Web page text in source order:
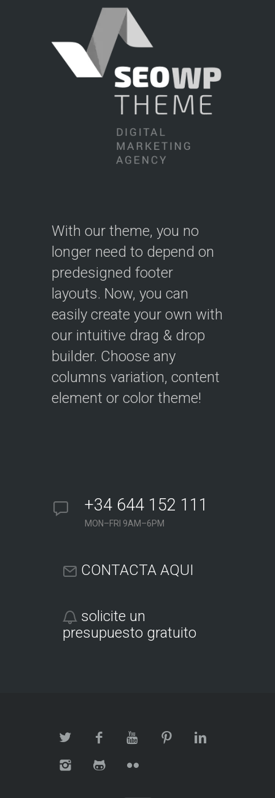
With our theme, you no
longer need to depend on
predesigned footer
layouts. Now, you can
easily create your own with
our intuitive drag & drop
builder. Choose any
columns variation, content
element or color theme!
+34 644 152 111
MON–FRI 9AM–6PM
CONTACTA AQUI
solicite un
presupuesto gratuito